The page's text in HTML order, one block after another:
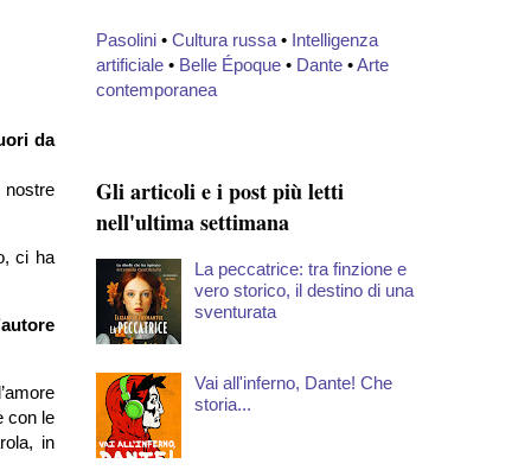
da
nostre
ci ha
con le
in
Pasolini • Cultura russa • Intelligenza
artificiale • Belle Époque • Dante •Arte
contemporanea
Gli articoli e i post più letti
nell'ultima settimana
La peccatrice: tra finzione e
vero storico, il destino di una
sventurata
Vai all'inferno, Dante! Che
storia...